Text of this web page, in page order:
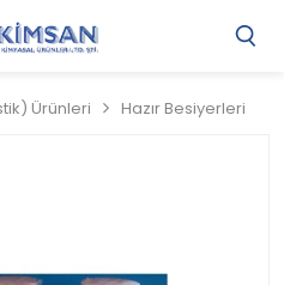
Ürünleri Hazır Besiyerleri